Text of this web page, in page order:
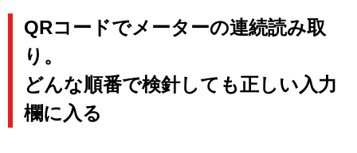
QRコードでメーターの連続読み取
り。
どんな順番で検針しても正しい入力
欄に入る